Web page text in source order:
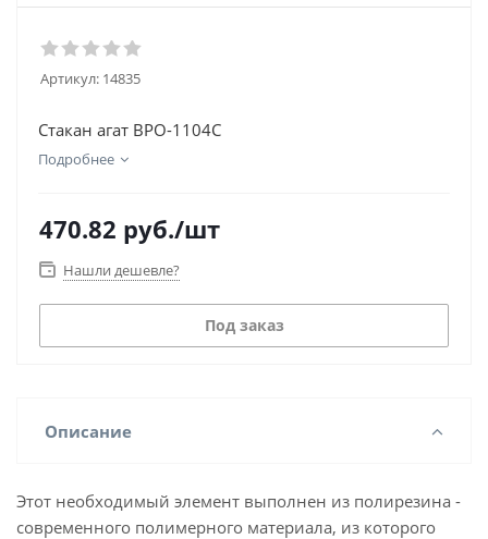
Артикул: 14835
Стакан агат BPO-1104C
Подробнее
470.82 руб./шт
Нашли дешевле?
Под заказ
Описание
Этот необходимый элемент выполнен из полирезина -
современного полимерного материала, из которого